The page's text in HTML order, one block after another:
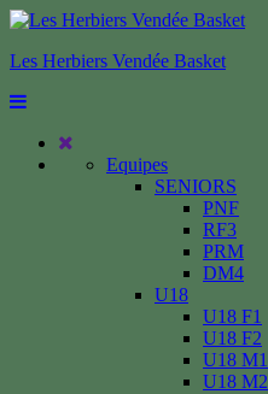
Les Herbiers Vendée Basket
Equipes
SENIORS
PNF
RF3
PRM
DM4
U18
U18 F1
U18 F2
U18 M1
U18 M2